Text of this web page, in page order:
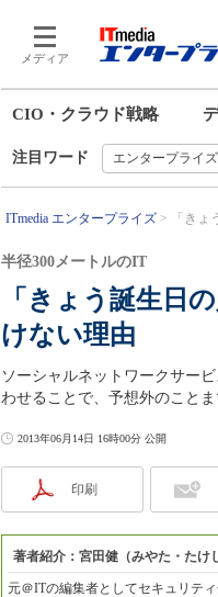
メディア
CIO・クラウド戦略
注目ワード エンタープライ
ITmedia エンタープライズ 「き
「きょう誕生日
けない理由
半径300メートルのIT
ソーシャルネットワークサー
わせることで、予想外のことま
2013年06月14日 16時00分 公開
印刷
著者紹介：宮田健（みやた・たけ
元＠ITの編集者としてセキュリテ